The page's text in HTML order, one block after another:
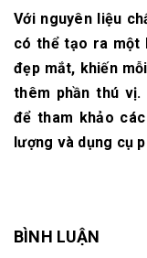
Với nguyên liệu
có thể tạo ra một
đẹp mắt, khiến
thêm phần thú vị.
để tham khảo
lượng và dụng cụ
BÌNH LUẬN